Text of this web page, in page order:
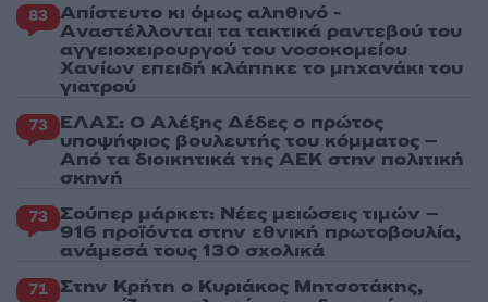
83 Απίστευτο κι όμως αληθινό -
Aναστέλλονται τα τακτικά ραντεβού του
αγγειοχειρουργού του νοσοκομείου
Χανίων επειδή κλάπηκε το μηχανάκι του
γιατρού
73 ΕΛΑΣ: Ο Αλέξης Δέδες ο πρώτος
υποψήφιος βουλευτής του κόμματος –
Από τα διοικητικά της ΑΕΚ στην πολιτική
σκηνή
73 Σούπερ μάρκετ: Νέες μειώσεις τιμών –
916 προϊόντα στην εθνική πρωτοβουλία,
ανάμεσά τους 130 σχολικά
71 Στην Κρήτη ο Κυριάκος Μητσοτάκης,